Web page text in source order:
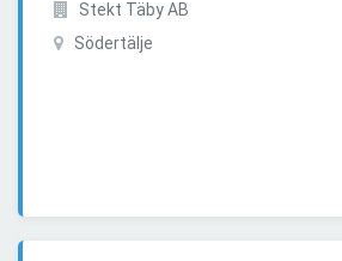
Stekt Täby AB
Södertälje